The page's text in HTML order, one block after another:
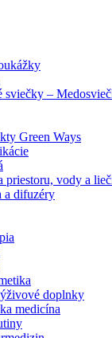
sviečky –
Green Ways
priestoru, vody a
a difuzéry
doplnky
medicína